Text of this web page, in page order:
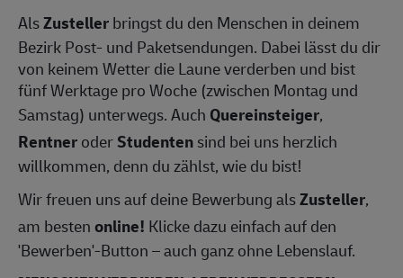
AlsZustellerbringst du den Menschen in deinem
Bezirk Post- und Paketsendungen. Dabei lässt du dir
von keinem Wetter die Laune verderben und bist
fünf Werktage pro Woche (zwischen Montag und
Samstag) unterwegs. Auch Quereinsteiger,
RentneroderStudentensind bei uns herzlich
willkommen, denn du zählst, wie du bist!
Wir freuen uns auf deine Bewerbung alsZusteller,
am bestenonline! Klicke dazu einfach auf den
'Bewerben'-Button – auch ganz ohne Lebenslauf.